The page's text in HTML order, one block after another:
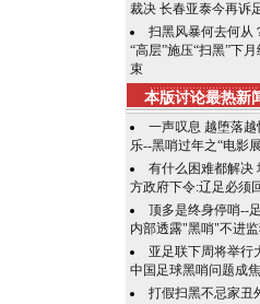
裁决 长春亚泰今再诉
扫黑风暴何去何从
“高层”施压“扫黑”下月
束
本版讨论最热新
一声叹息 越堕落越
乐--黑哨过年之“电影
有什么困难都解决
方政府下令:辽足必须
顶多是终身停哨--
内部透露"黑哨"不进
亚足联下周将举行
中国足球黑哨问题成
打假扫黑不忌家丑